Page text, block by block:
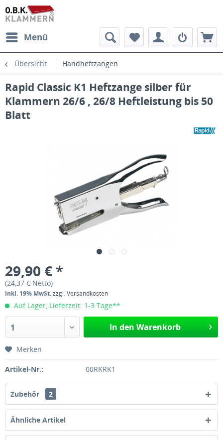
Menü
Übersicht Handheftzangen
Rapid Classic K1 Heftzange silber für
Klammern 26/6 , 26/8 Heftleistung bis 50
Blatt
29,90 € *
(24,37 € Netto)
inkl. 19% MwSt.zzgl. Versandkosten
Auf Lager, Lieferzeit: 1-3 Tage**
1 In den Warenkorb
Merken
Artikel-Nr.: 00RKRK1
Zubehör 2
Ähnliche Artikel